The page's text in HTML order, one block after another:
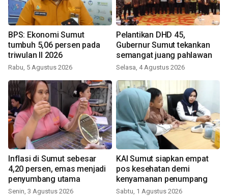
BPS: Ekonomi Sumut
tumbuh 5,06 persen pada
triwulan II 2026
Rabu, 5 Agustus 2026
Pelantikan DHD 45,
Gubernur Sumut tekankan
semangat juang pahlawan
Selasa, 4 Agustus 2026
Inflasi di Sumut sebesar
4,20 persen, emas menjadi
penyumbang utama
Senin, 3 Agustus 2026
KAI Sumut siapkan empat
pos kesehatan demi
kenyamanan penumpang
Sabtu, 1 Agustus 2026